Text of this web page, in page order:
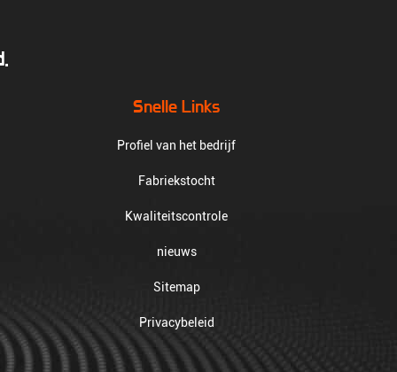
Snelle Links
Profiel van het bedrijf
Fabriekstocht
Kwaliteitscontrole
nieuws
Sitemap
Privacybeleid